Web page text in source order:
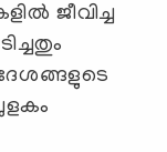
ജീവിച്ച